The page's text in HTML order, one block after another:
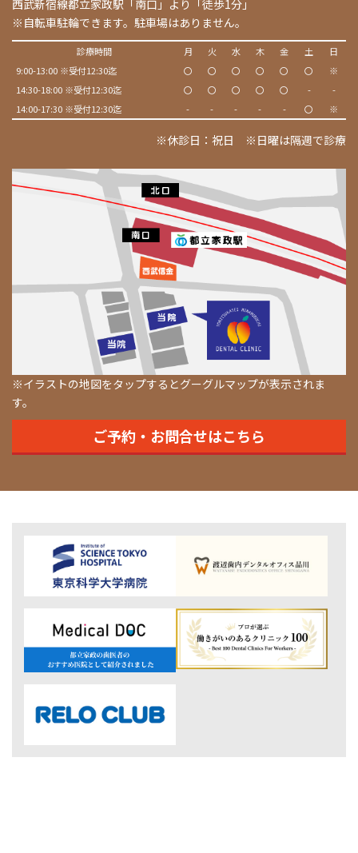
西武新宿線都立家政駅「南口」より「徒歩1分」
※自転車駐輪できます。駐車場はありません。
診療時間 月 火 水 木 金 土
日
9:00-13:00 ※受付12:30迄
〇 〇 〇 〇 〇 〇
※
14:30-18:00 ※受付12:30迄
〇 〇 〇 〇 〇 -
-
14:00-17:30 ※受付12:30迄
- - - - - 〇 ※
※休診日：祝日 ※日曜は隔週で診療
※イラストの地図をタップするとグーグルマップが表示されま
す。
ご予約・お問合せはこちら